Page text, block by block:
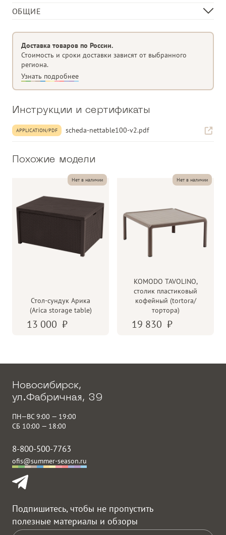
Длина, см
100
Высота, см
40
ОБЩИЕ
обработанное анти-УФ и окрашенное
Матовая отделка
Оснащен нескользящими ножками
Категория
Материал изделия
стеклопластик
плетения
Доставка товаров по России.
Стоимость и сроки доставки зависят от выбранного
региона.
Узнать подробнее
Инструкции и сертификаты
APPLICATION/PDF scheda-nettable100-v2.pdf
Похожие модели
Нет в наличии
Стол-сундук Арика
(Arica storage table)
13 000
Нет в наличии
KOMODO TAVOLINO,
столик пластиковый
кофейный (tortora/
тортора)
19 830
Новосибирск,
ул.Фабричная, 39
ПН—ВС 9:00 — 19:00
СБ 10:00 — 18:00
8-800-500-7763
ofis@summer-season.ru
Подпишитесь, чтобы не пропустить
полезные материалы и обзоры